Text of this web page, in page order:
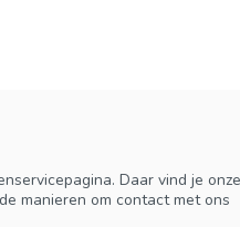
Daar vind je onze
manieren om contact met ons